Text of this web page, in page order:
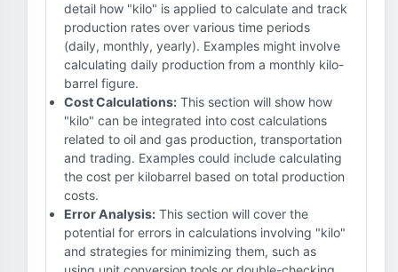
detail how "kilo" is applied to calculate and track
production rates over various time periods
(daily, monthly, yearly). Examples might involve
calculating daily production from a monthly kilo-
barrel figure.
Cost Calculations: This section will show how
"kilo" can be integrated into cost calculations
related to oil and gas production, transportation
and trading. Examples could include calculating
the cost per kilobarrel based on total production
costs.
Error Analysis: This section will cover the
potential for errors in calculations involving "kilo"
and strategies for minimizing them, such as